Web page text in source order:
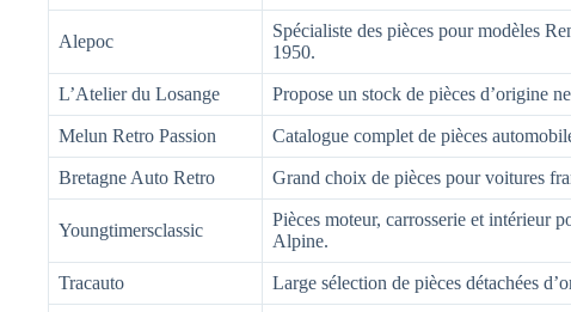
Alepoc
Spécialiste des pièces pour modèles
1950.
L’Atelier du Losange Propose un stock de pièces d’origine
Melun Retro Passion Catalogue complet de pièces
Bretagne Auto Retro Grand choix de pièces pour voitures
Youngtimersclassic
Pièces moteur, carrosserie et intérieur
Alpine.
Tracauto Large sélection de pièces détachées